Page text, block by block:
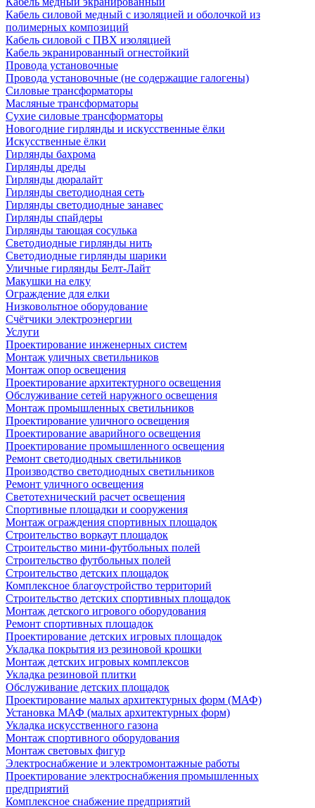
Кабель силовой медный с изоляцией и оболочкой из
полимерных композиций
Кабель силовой с ПВХ изоляцией
Кабель экранированный огнестойкий
Провода установочные
Провода установочные (не содержащие галогены)
Силовые трансформаторы
Масляные трансформаторы
Сухие силовые трансформаторы
Новогодние гирлянды и искусственные ёлки
Искусственные ёлки
Гирлянды бахрома
Гирлянды дреды
Гирлянды дюралайт
Гирлянды светодиодная сеть
Гирлянды светодиодные занавес
Гирлянды спайдеры
Гирлянды тающая сосулька
Светодиодные гирлянды нить
Светодиодные гирлянды шарики
Уличные гирлянды Белт-Лайт
Макушки на елку
Ограждение для елки
Низковольтное оборудование
Счётчики электроэнергии
Услуги
Проектирование инженерных систем
Монтаж уличных светильников
Монтаж опор освещения
Проектирование архитектурного освещения
Обслуживание сетей наружного освещения
Монтаж промышленных светильников
Проектирование уличного освещения
Проектирование аварийного освещения
Проектирование промышленного освещения
Ремонт светодиодных светильников
Производство светодиодных светильников
Ремонт уличного освещения
Светотехнический расчет освещения
Спортивные площадки и сооружения
Монтаж ограждения спортивных площадок
Строительство воркаут площадок
Строительство мини-футбольных полей
Строительство футбольных полей
Строительство детских площадок
Комплексное благоустройство территорий
Строительство детских спортивных площадок
Монтаж детского игрового оборудования
Ремонт спортивных площадок
Проектирование детских игровых площадок
Укладка покрытия из резиновой крошки
Монтаж детских игровых комплексов
Укладка резиновой плитки
Обслуживание детских площадок
Проектирование малых архитектурных форм (МАФ)
Установка МАФ (малых архитектурных форм)
Укладка искусственного газона
Монтаж спортивного оборудования
Монтаж световых фигур
Электроснабжение и электромонтажные работы
Проектирование электроснабжения промышленных
предприятий
Комплексное снабжение предприятий